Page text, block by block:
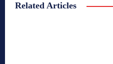
Related Articles